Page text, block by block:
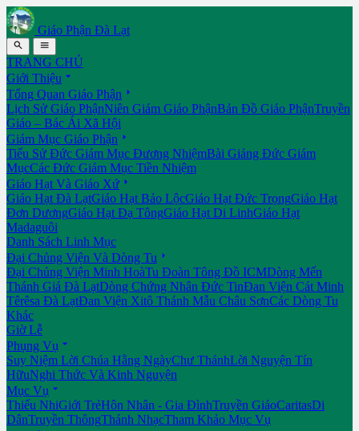
Giáo Phận Đà Lạt
 
TRANG CHỦ
Giới Thiệu 
Tổng Quan Giáo Phận 
Lịch Sử Giáo PhậnNiên Giám Giáo PhậnBản Đồ Giáo PhậnTruyền
Giáo – Bác Ái Xã Hội
Giám Mục Giáo Phận 
Tiểu Sử Đức Giám Mục Đương NhiệmBài Giảng Đức Giám
MụcCác Đức Giám Mục Tiền Nhiệm
Giáo Hạt Và Giáo Xứ 
Giáo Hạt Đà LạtGiáo Hạt Bảo LộcGiáo Hạt Đức TrọngGiáo Hạt
Đơn DươngGiáo Hạt Đạ TôngGiáo Hạt Di LinhGiáo Hạt
Madaguôi
Danh Sách Linh Mục
Đại Chủng Viện Và Dòng Tu 
Đại Chủng Viện Minh HoàTu Đoàn Tông Đồ ICMDòng Mến
Thánh Giá Đà LạtDòng Chứng Nhân Đức TinĐan Viện Cát Minh
Têrêsa Đà LạtĐan Viện Xitô Thánh Mẫu Châu SơnCác Dòng Tu
Khác
Giờ Lễ
Phụng Vụ 
Suy Niệm Lời Chúa Hằng NgàyChư ThánhLời Nguyện Tín
HữuNghi Thức Và Kinh Nguyện
Mục Vụ 
Thiếu NhiGiới TrẻHôn Nhân - Gia ĐìnhTruyền GiáoCaritasDi
DânTruyền ThôngThánh NhạcTham Khảo Mục Vụ